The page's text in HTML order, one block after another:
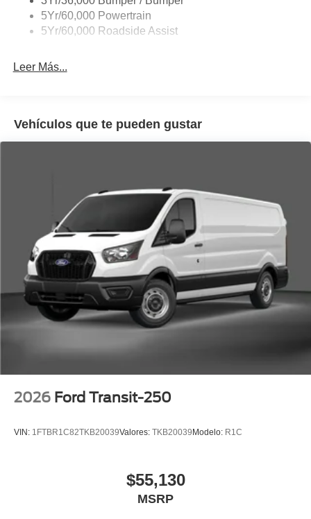
Wipers - Rain-Sensing
5Yr/60,000 Powertrain
5Yr/60,000 Roadside Assist
Leer Más...
Vehículos que te pueden gustar
2026 Ford Transit-250
VIN: 1FTBR1C82TKB20039Valores: TKB20039Modelo: R1C
$55,130
MSRP